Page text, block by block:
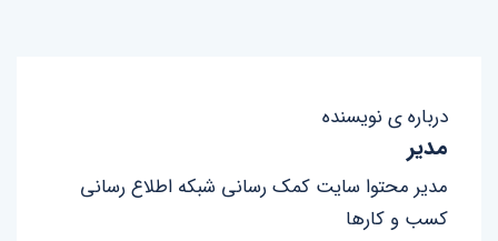
درباره ی نویسنده
مدیر
مدیر محتوا سایت کمک رسانی شبکه اطلاع رسانی
کسب و کارها